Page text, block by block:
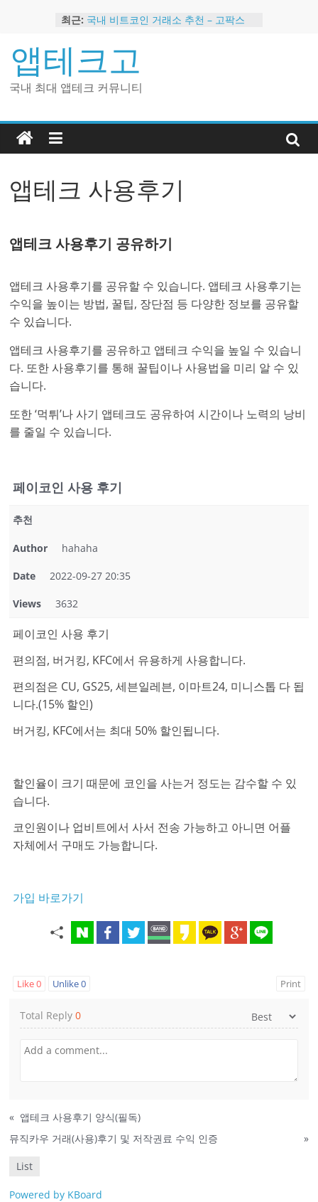
content
최근: 국내 비트코인 거래소 추천 – 고팍스
트
2024 강력히 추천하는 은행 멤버십 현
금 앱테크
해외 코인 거래소 추천 순위 BEST 2
앱테크고
국내 최대 앱테크 커뮤니티
앱테크 사용후기
앱테크 사용후기 공유하기
앱테크 사용후기를 공유할 수 있습니다. 앱테크 사용후기는
수익을 높이는 방법, 꿀팁, 장단점 등 다양한 정보를 공유할
수 있습니다.
앱테크 사용후기를 공유하고 앱테크 수익을 높일 수 있습니
다. 또한 사용후기를 통해 꿀팁이나 사용법을 미리 알 수 있
습니다.
또한 ‘먹튀’나 사기 앱테크도 공유하여 시간이나 노력의 낭비
를 줄일 수 있습니다.
페이코인 사용 후기
추천
Author hahaha
Date 2022-09-27 20:35
Views 3632
페이코인 사용 후기
편의점, 버거킹, KFC에서 유용하게 사용합니다.
편의점은 CU, GS25, 세븐일레븐, 이마트24, 미니스톱 다 됩
니다.(15% 할인)
버거킹, KFC에서는 최대 50% 할인됩니다.
할인율이 크기 때문에 코인을 사는거 정도는 감수할 수 있
습니다.
코인원이나 업비트에서 사서 전송 가능하고 아니면 어플
자체에서 구매도 가능합니다.
가입 바로가기
Like0 Unlike0 Print
Total Reply0
« 앱테크 사용후기 양식(필독)
뮤직카우 거래(사용)후기 및 저작권료 수익 인증
»
List
Powered by KBoard